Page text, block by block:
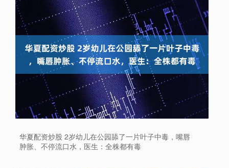
华夏配资炒股 2岁幼儿在公园舔了一片叶子中毒，嘴唇
肿胀、不停流口水，医生：全株都有毒